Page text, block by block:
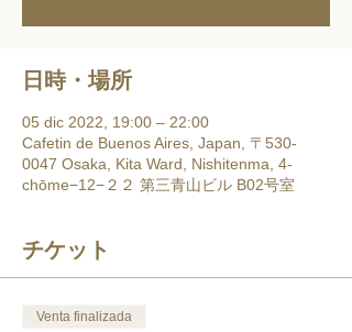
日時・場所
05 dic 2022, 19:00 – 22:00
Cafetin de Buenos Aires, Japan, 〒530-
0047 Osaka, Kita Ward, Nishitenma, 4-
chōme−12−２２ 第三青山ビル B02号室
チケット
Venta finalizada